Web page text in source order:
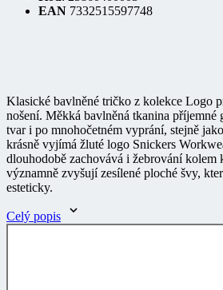
nošení. Měkká bavlněná tkanina příjemné
tvar i po mnohočetném vyprání, stejně jako
krásně vyjímá žluté logo Snickers
dlouhodobě zachovává i žebrování kolem
významně zvyšují zesílené ploché švy,
esteticky.
Celý popis